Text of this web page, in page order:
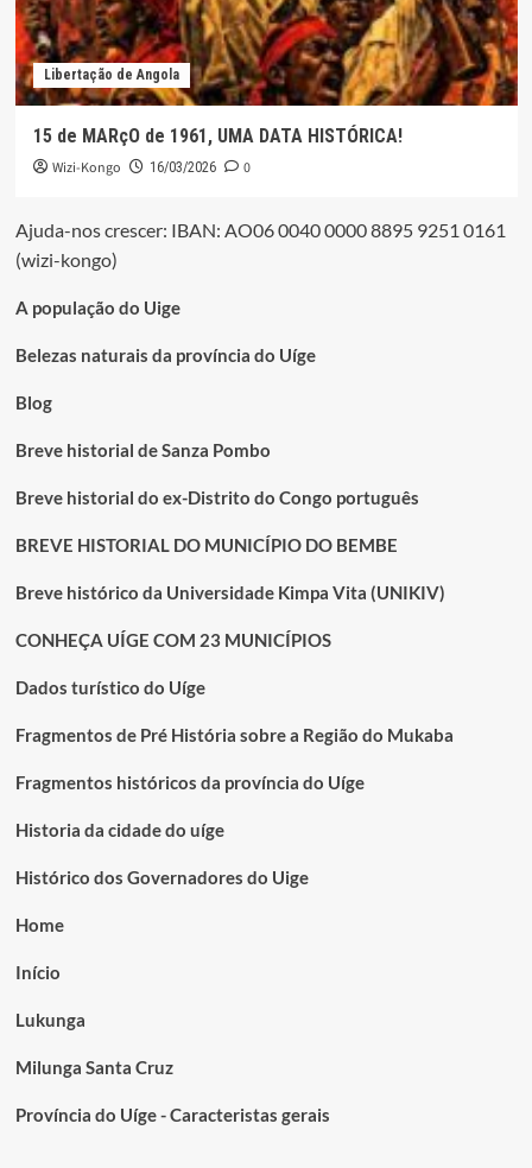
Libertação de Angola
15 de MARçO de 1961, UMA DATA HISTÓRICA!
Wizi-Kongo 16/03/2026 0
Ajuda-nos crescer: IBAN: AO06 0040 0000 8895 9251 0161
(wizi-kongo)
A população do Uige
Belezas naturais da província do Uíge
Blog
Breve historial de Sanza Pombo
Breve historial do ex-Distrito do Congo português
BREVE HISTORIAL DO MUNICÍPIO DO BEMBE
Breve histórico da Universidade Kimpa Vita (UNIKIV)
CONHEÇA UÍGE COM 23 MUNICÍPIOS
Dados turístico do Uíge
Fragmentos de Pré História sobre a Região do Mukaba
Fragmentos históricos da província do Uíge
Historia da cidade do uíge
Histórico dos Governadores do Uige
Home
Início
Lukunga
Milunga Santa Cruz
Província do Uíge - Caracteristas gerais